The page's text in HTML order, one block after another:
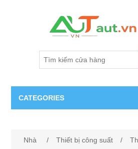
CATEGORIES
Nhà / Thiết bị công suất /